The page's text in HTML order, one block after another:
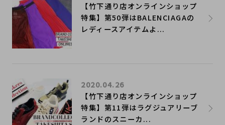
【竹下通り店オンラインショップ
特集】第50弾はBALENCIAGAの
レディースアイテムよ...
【竹下通り店オンラインショップ
特集】第11弾はラグジュアリーブ
ランドのスニーカ...
2020.04.26